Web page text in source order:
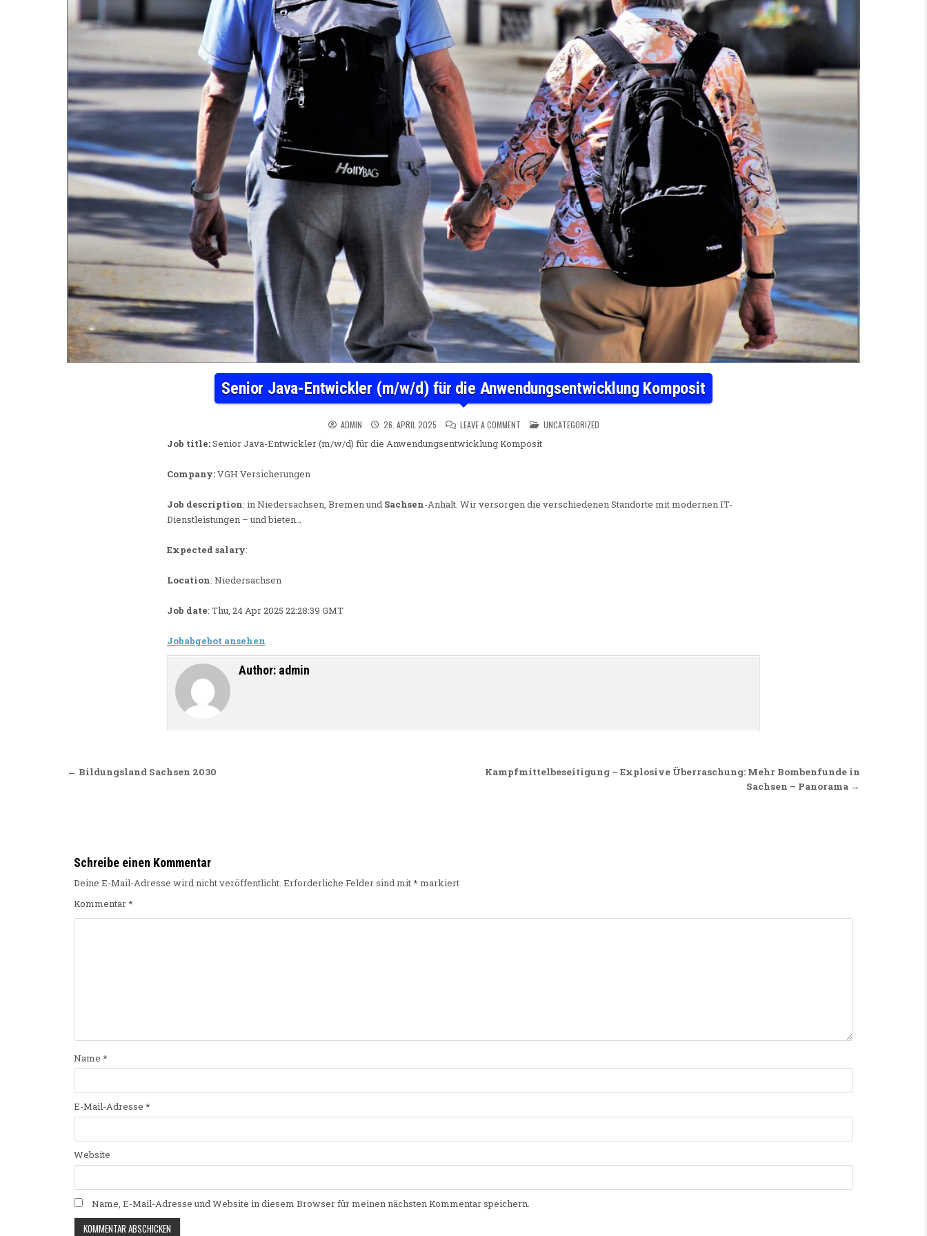
Senior Java-Entwickler (m/w/d) für die Anwendungsentwicklung Komposit
ADMIN 26. APRIL 2025 LEAVE A COMMENTON SENIOR JAVA-ENTWICKLER (M/W/D) FÜR DIE ANWENDUNGSENTWICKLUNG KOMPOSIT
POSTED IN
UNCATEGORIZED
Job title:Senior Java-Entwickler (m/w/d) für die Anwendungsentwicklung Komposit
Company:VGH Versicherungen
Job description: in Niedersachsen, Bremen und Sachsen-Anhalt. Wir versorgen die verschiedenen Standorte mit modernen IT-
Dienstleistungen – und bieten…
Expected salary:
Location: Niedersachsen
Job date: Thu, 24 Apr 2025 22:28:39 GMT
Jobabgebot ansehen
Author: admin
Beitragsnavigation
Kampfmittelbeseitigung – Explosive Überraschung: Mehr Bombenfunde in
Sachsen – Panorama →
← Bildungsland Sachsen 2030
Schreibe einen Kommentar
Deine E-Mail-Adresse wird nicht veröffentlicht. Erforderliche Felder sind mit* markiert
Kommentar*
Name *
E-Mail-Adresse *
Website
Name, E-Mail-Adresse und Website in diesem Browser für meinen nächsten Kommentar speichern.